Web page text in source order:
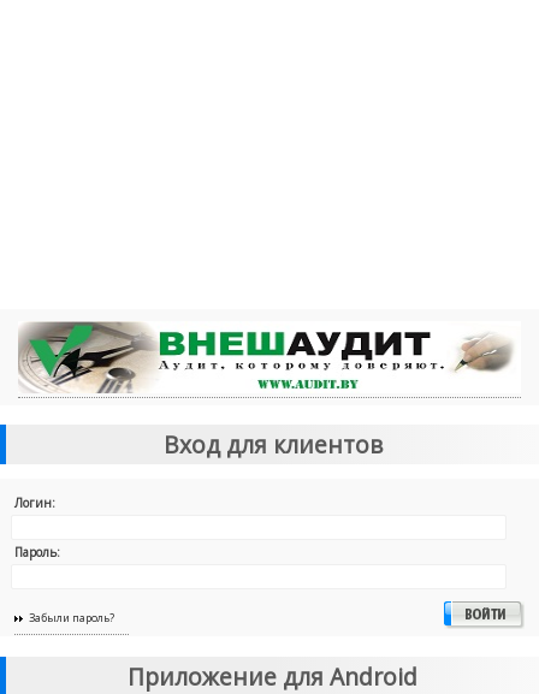
Вход для клиентов
Логин:
Пароль:
Забыли пароль?
Приложение для Android